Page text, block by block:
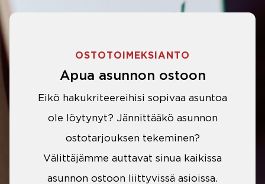
OSTOTOIMEKSIANTO
Apua asunnon ostoon
Eikö hakukriteereihisi sopivaa asuntoa
ole löytynyt? Jännittääkö asunnon
ostotarjouksen tekeminen?
Välittäjämme auttavat sinua kaikissa
asunnon ostoon liittyvissä asioissa.